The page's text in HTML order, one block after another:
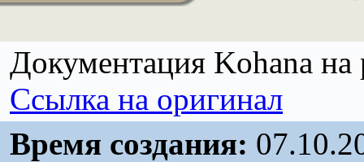
Документация Kohana на
Ссылка на оригинал
Время создания: